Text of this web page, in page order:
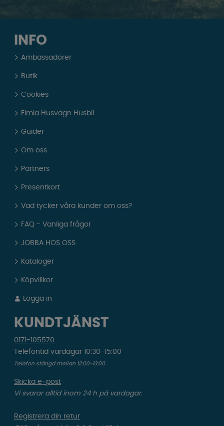
INFO
Ambassadörer
Butik
Cookies
Elmia Husvagn Husbil
Guider
Om oss
Partners
Presentkort
Vad tycker våra kunder om oss?
FAQ - Vanliga frågor
JOBBA HOS OSS
Kataloger
Köpvillkor
Logga in
KUNDTJÄNST
0171-105570
Telefontid vardagar 10:30-15:00
Telefon stängd mellan 12:00-13:00
Skicka e-post
Vi svarar alltid inom 24 h på vardagar.
Registrera din retur